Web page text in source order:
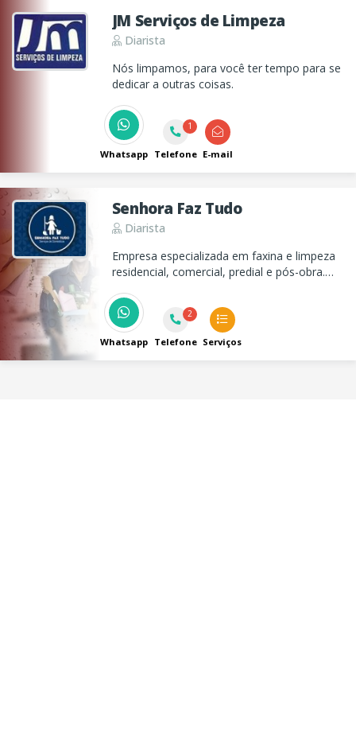
JM Serviços de Limpeza
Diarista
Nós limpamos, para você ter tempo para se
dedicar a outras coisas.
Whatsapp
1
Telefone E-mail
Senhora Faz Tudo
Diarista
Empresa especializada em faxina e limpeza
residencial, comercial, predial e pós-obra.
passadeiras. Mensalistas para empresas e
condomínios
Whatsapp
2
Telefone Serviços